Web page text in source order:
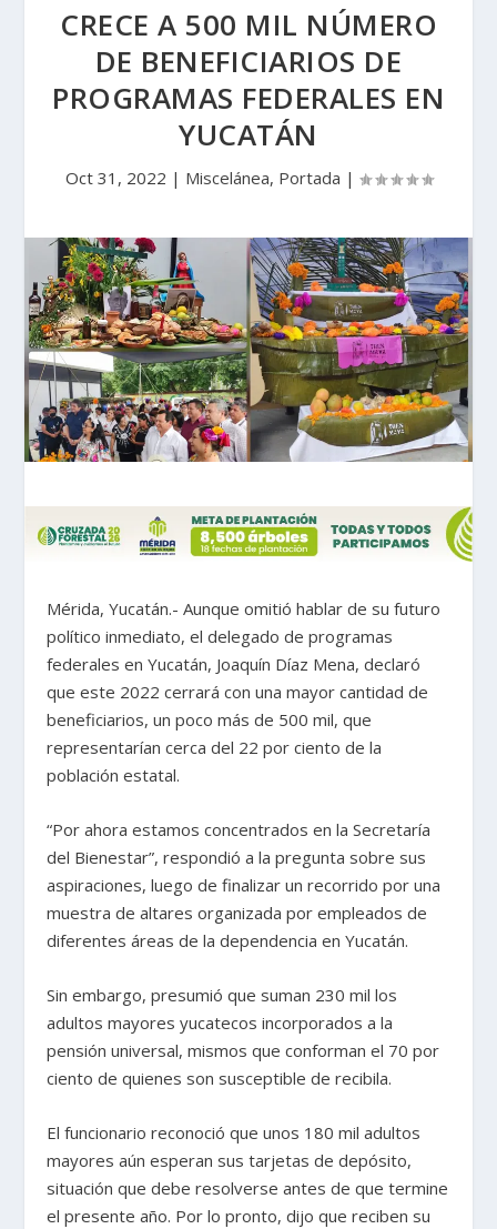
CRECE A 500 MIL NÚMERO
DE BENEFICIARIOS DE
PROGRAMAS FEDERALES EN
YUCATÁN
Oct 31, 2022 | Miscelánea, Portada |
Mérida, Yucatán.- Aunque omitió hablar de su futuro
político inmediato, el delegado de programas
federales en Yucatán, Joaquín Díaz Mena, declaró
que este 2022 cerrará con una mayor cantidad de
beneficiarios, un poco más de 500 mil, que
representarían cerca del 22 por ciento de la
población estatal.
“Por ahora estamos concentrados en la Secretaría
del Bienestar”, respondió a la pregunta sobre sus
aspiraciones, luego de finalizar un recorrido por una
muestra de altares organizada por empleados de
diferentes áreas de la dependencia en Yucatán.
Sin embargo, presumió que suman 230 mil los
adultos mayores yucatecos incorporados a la
pensión universal, mismos que conforman el 70 por
ciento de quienes son susceptible de recibila.
El funcionario reconoció que unos 180 mil adultos
mayores aún esperan sus tarjetas de depósito,
situación que debe resolverse antes de que termine
el presente año. Por lo pronto, dijo que reciben su